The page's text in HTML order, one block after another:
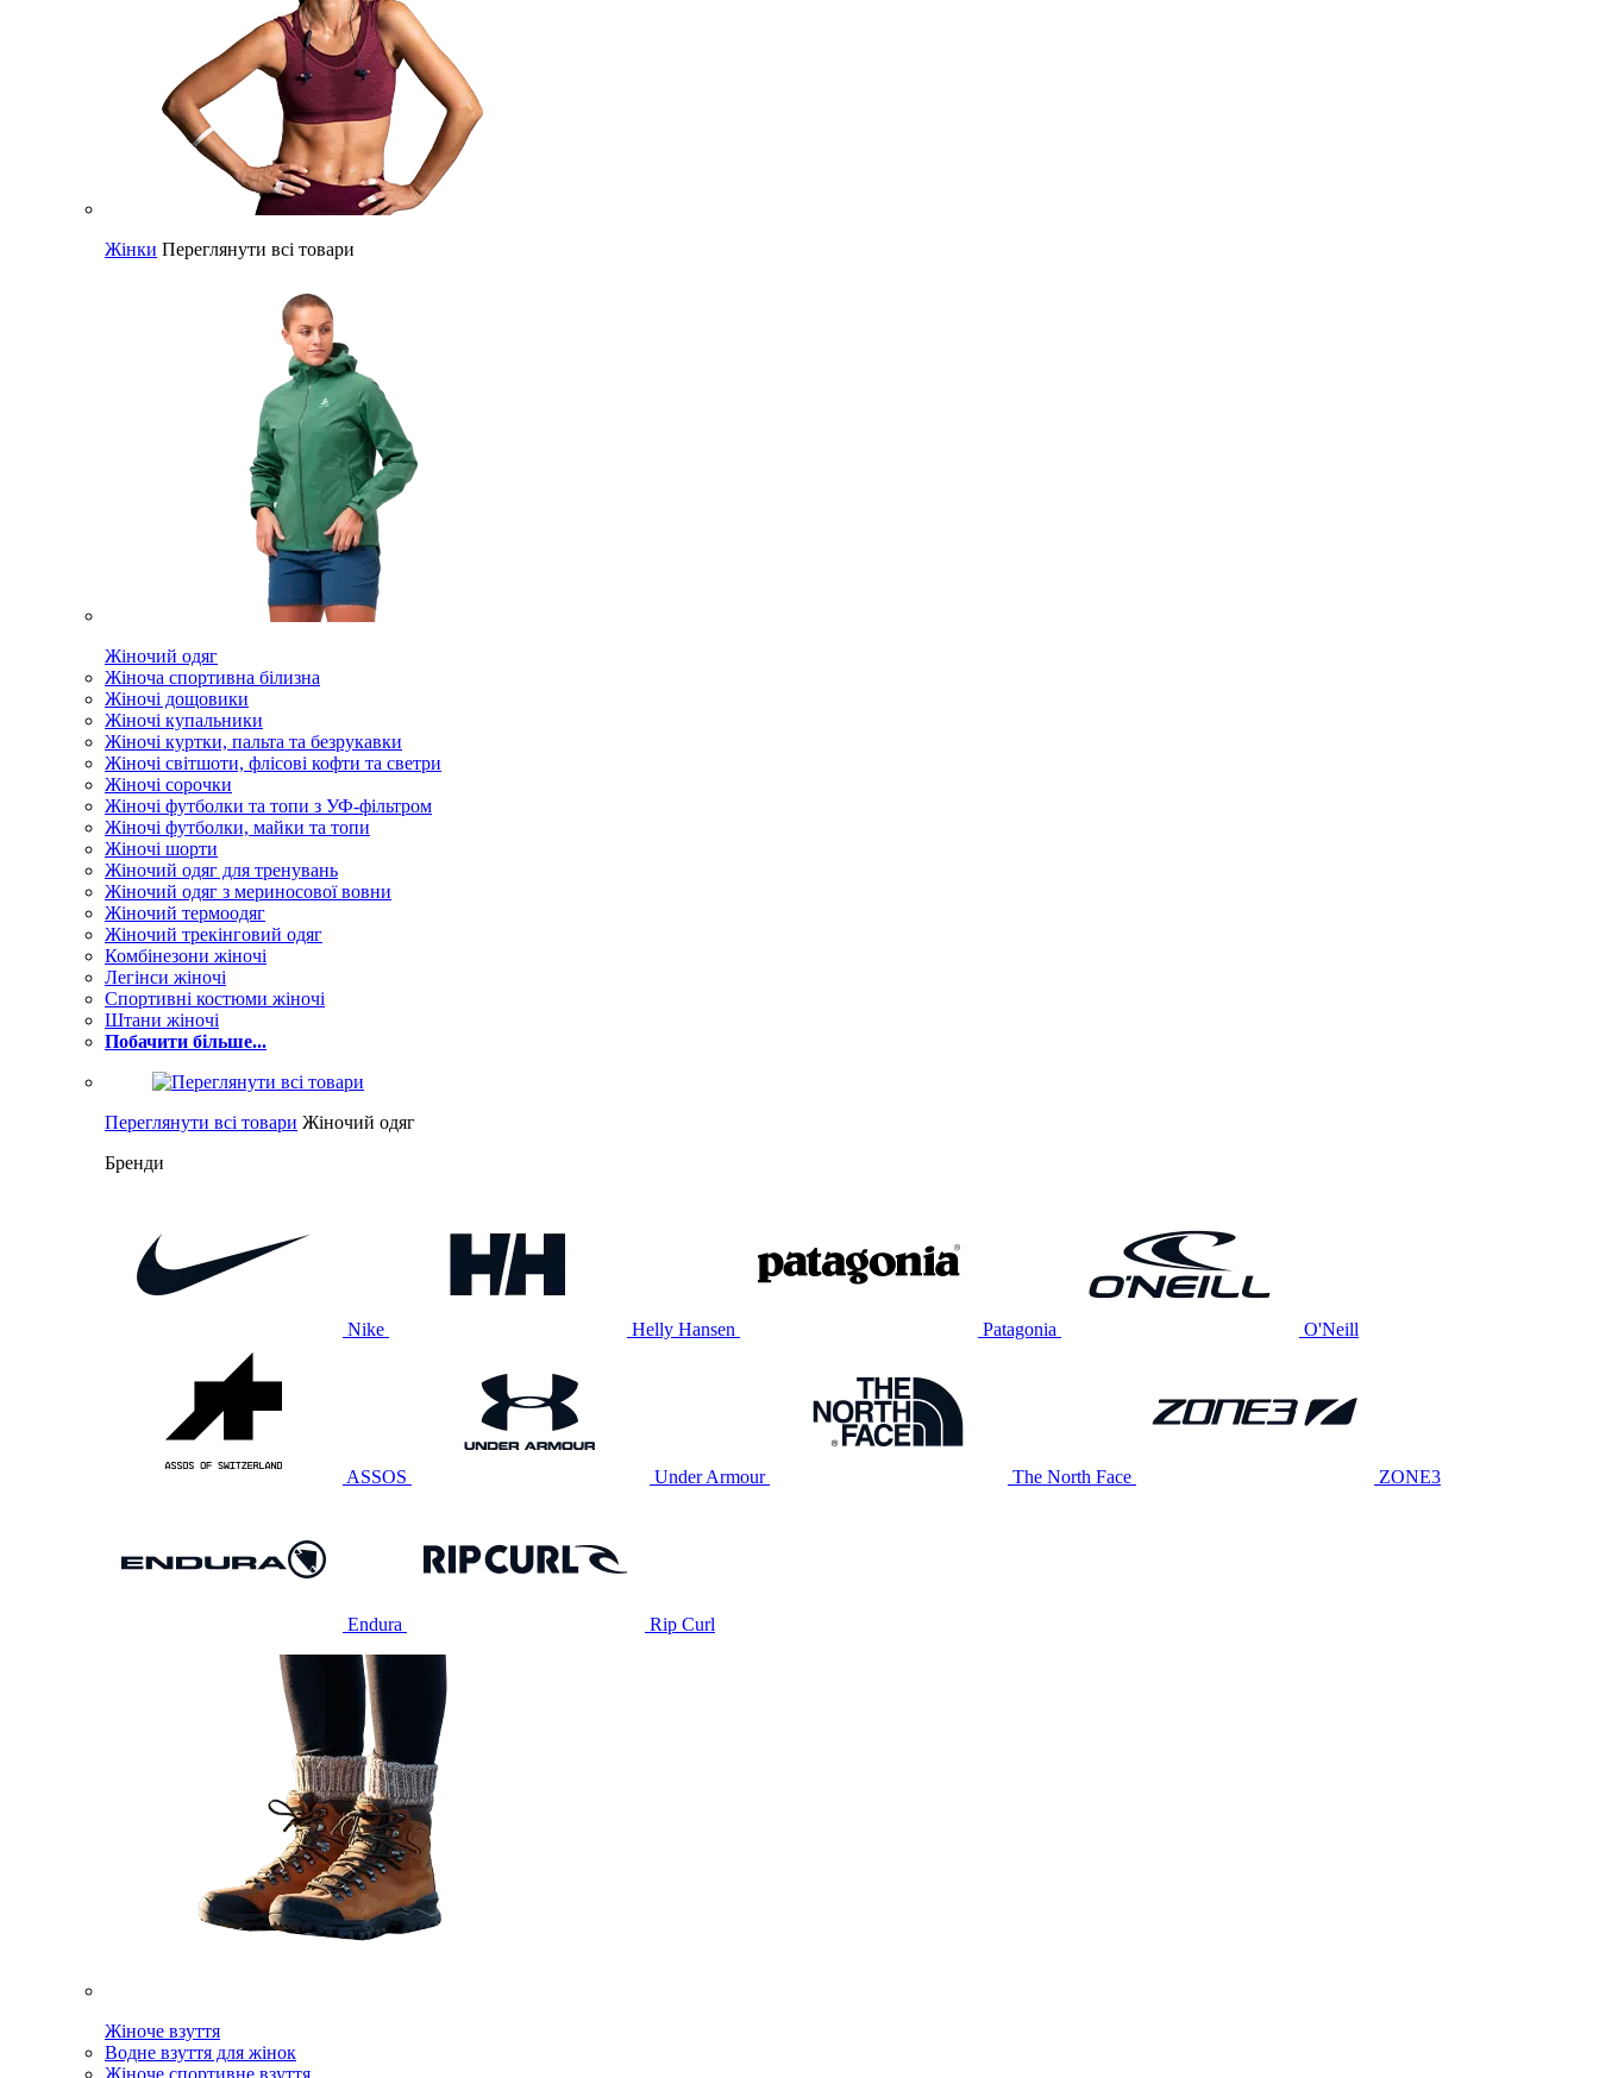
Жінки Переглянути всі товари
Жіночий одяг
Жіноча спортивна білизна
Жіночі дощовики
Жіночі купальники
Жіночі куртки, пальта та безрукавки
Жіночі світшоти, флісові кофти та светри
Жіночі сорочки
Жіночі футболки та топи з УФ-фільтром
Жіночі футболки, майки та топи
Жіночі шорти
Жіночий одяг для тренувань
Жіночий одяг з мериносової вовни
Жіночий термоодяг
Жіночий трекінговий одяг
Комбінезони жіночі
Легінси жіночі
Спортивні костюми жіночі
Штани жіночі
Побачити більше...
Переглянути всі товари Жіночий одяг
Бренди
Nike Helly Hansen Patagonia O'Neill
ASSOS Under Armour The North Face ZONE3
Endura Rip Curl
Жіноче взуття
Водне взуття для жінок
Жіноче спортивне взуття